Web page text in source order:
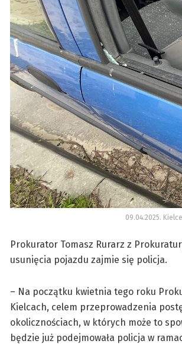
09.04.2025.
Prokurator Tomasz Rurarz z
usunięcia pojazdu zajmie się policja.
– Na początku kwietnia tego roku
Kielcach, celem przeprowadzenia
okolicznościach, w których może to
będzie już podejmowała policja w